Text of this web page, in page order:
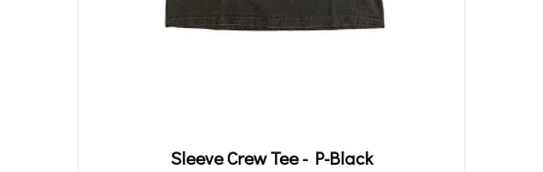
Sleeve Crew Tee - P-Black